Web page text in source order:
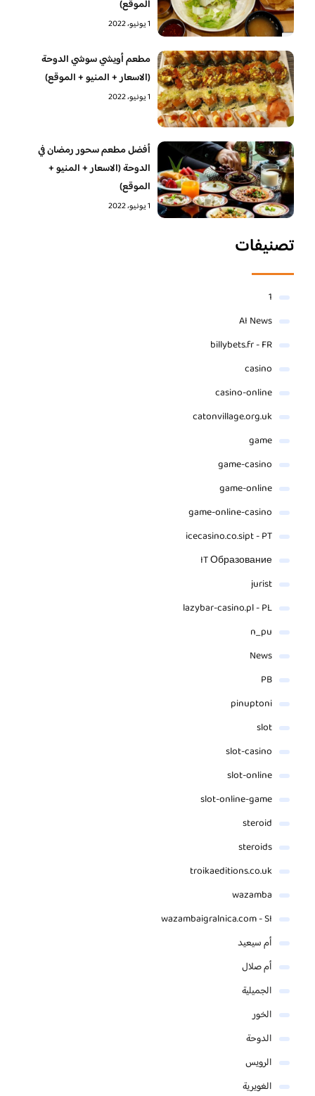
الموقع)
1 يونيو، 2022
مطعم أويشي سوشي الدوحة
(الاسعار + المنيو + الموقع)
1 يونيو، 2022
أفضل مطعم سحور رمضان في
الدوحة (الاسعار + المنيو +
الموقع)
1 يونيو، 2022
تصنيفات
1
AI News
billybets.fr - FR
casino
casino-online
catonvillage.org.uk
game
game-casino
game-online
game-online-casino
icecasino.co.sipt - PT
IT Образование
jurist
lazybar-casino.pl - PL
n_pu
News
PB
pinuptoni
slot
slot-casino
slot-online
slot-online-game
steroid
steroids
troikaeditions.co.uk
wazamba
wazambaigralnica.com - SI
أم سيعيد
أم صلال
الجميلية
الخور
الدوحة
الرويس
الغويرية